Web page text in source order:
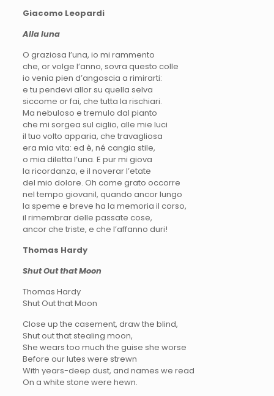
Giacomo Leopardi
Alla luna
O graziosa l’una, io mi rammento
che, or volge l’anno, sovra questo colle
io venia pien d’angoscia a rimirarti:
e tu pendevi allor su quella selva
siccome or fai, che tutta la rischiari.
Ma nebuloso e tremulo dal pianto
che mi sorgea sul ciglio, alle mie luci
il tuo volto apparia, che travagliosa
era mia vita: ed è, né cangia stile,
o mia diletta l’una. E pur mi giova
la ricordanza, e il noverar l’etate
del mio dolore. Oh come grato occorre
nel tempo giovanil, quando ancor lungo
la speme e breve ha la memoria il corso,
il rimembrar delle passate cose,
ancor che triste, e che l’affanno duri!
Thomas Hardy
Shut Out that Moon
Thomas Hardy
Shut Out that Moon
Close up the casement, draw the blind,
Shut out that stealing moon,
She wears too much the guise she worse
Before our lutes were strewn
With years-deep dust, and names we read
On a white stone were hewn.